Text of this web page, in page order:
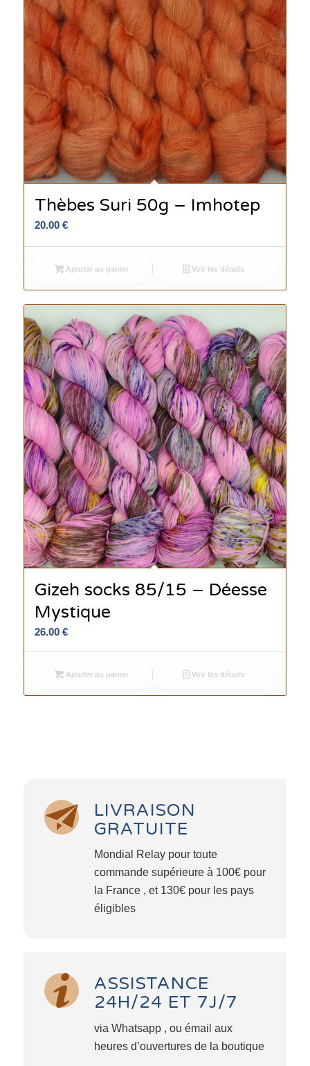
Thèbes Suri 50g – Imhotep
20.00 €
Ajouter au panier Voir les détails
Gizeh socks 85/15 – Déesse
Mystique
26.00 €
Ajouter au panier Voir les détails
LIVRAISON
GRATUITE
Mondial Relay pour toute
commande supérieure à 100€ pour
la France , et 130€ pour les pays
éligibles
ASSISTANCE
24H/24 ET 7J/7
via Whatsapp , ou émail aux
heures d’ouvertures de la boutique